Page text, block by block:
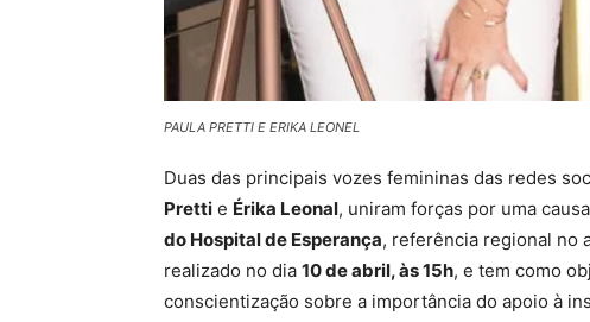
PAULA PRETTI E ERIKA LEONEL
Duas das principais vozes femininas das redes
Pretti e Érika Leonal, uniram forças por uma
do Hospital de Esperança, referência regional no
realizado no dia 10 de abril, às 15h, e tem como
conscientização sobre a importância do apoio à